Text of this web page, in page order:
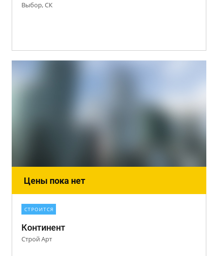
Выбор, СК
Цены пока нет
СТРОИТСЯ
Континент
Строй Арт